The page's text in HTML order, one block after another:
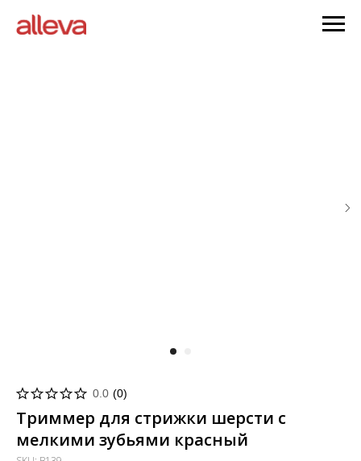
0.0 (0)
Триммер для стрижки шерсти с
мелкими зубьями красный